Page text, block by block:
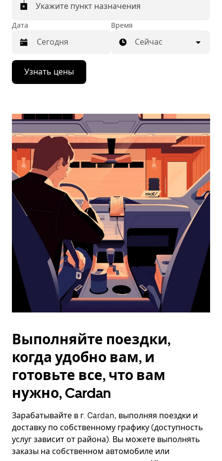
Укажите пункт назначения
Дата
Нажмите
стрелку
вниз,
календарю
выбрать
дату.
Чтобы
закрыть
календарь,
нажмите
Esc.
Время
Сейчас
Узнать цены
Выполняйте поездки,
когда удобно вам, и
готовьте все, что вам
нужно, Cardan
Зарабатывайте в г. Cardan, выполняя поездки и
доставку по собственному графику (доступность
услуг зависит от района). Вы можете выполнять
заказы на собственном автомобиле или